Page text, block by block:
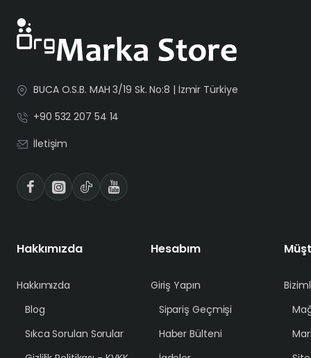
BUCA O.S.B. MAH 3/19 Sk. No:8 | İzmir Türkiye
+90 532 207 54 14
İletişim
Hakkımızda
Hakkımızda
Blog
Sıkca Sorulan Sorular
Hesabım
Giriş Yapın
Sipariş Geçmişi
Haber Bülteni